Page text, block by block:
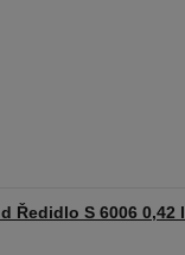
Ředidlo S 6006 0,42 l